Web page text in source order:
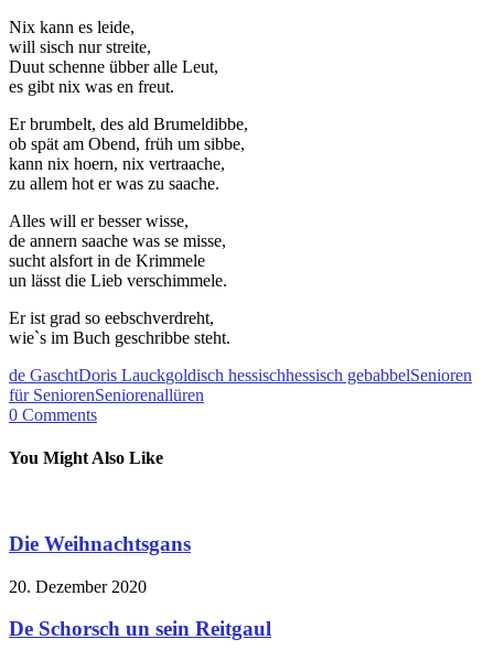
Nix kann es leide,
will sisch nur streite,
Duut schenne übber alle Leut,
es gibt nix was en freut.
Er brumbelt, des ald Brumeldibbe,
ob spät am Obend, früh um sibbe,
kann nix hoern, nix vertraache,
zu allem hot er was zu saache.
Alles will er besser wisse,
de annern saache was se misse,
sucht alsfort in de Krimmele
un lässt die Lieb verschimmele.
Er ist grad so eebschverdreht,
wie`s im Buch geschribbe steht.
de GaschtDoris Lauckgoldisch hessischhessisch gebabbelSenioren
für SeniorenSeniorenallüren
0 Comments
You Might Also Like
Die Weihnachtsgans
20. Dezember 2020
De Schorsch un sein Reitgaul